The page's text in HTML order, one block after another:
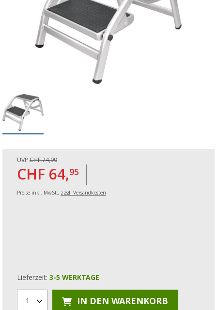
UVP CHF 74,99
CHF 64,95
Preise inkl. MwSt., zzgl. Versandkosten
Lieferzeit: 3-5 WERKTAGE
1 IN DEN WARENKORB